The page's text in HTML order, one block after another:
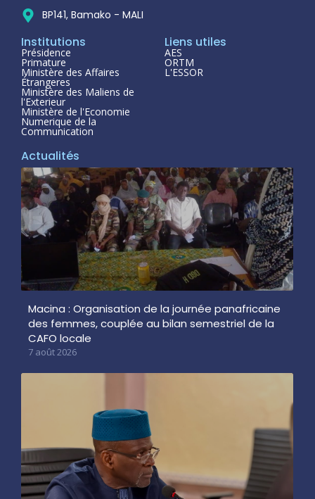
BP141, Bamako - MALI
Institutions
Présidence
Primature
Ministère des Affaires
Étrangeres
Ministère des Maliens de
l'Exterieur
Ministère de l'Economie
Numerique de la
Communication
Liens utiles
AES
ORTM
L'ESSOR
Actualités
Macina : Organisation de la journée panafricaine
des femmes, couplée au bilan semestriel de la
CAFO locale
7 août 2026